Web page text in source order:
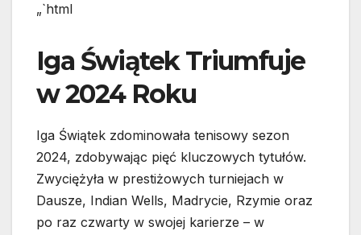
„`html
Iga Świątek Triumfuje
w 2024 Roku
Iga Świątek zdominowała tenisowy sezon
2024, zdobywając pięć kluczowych tytułów.
Zwyciężyła w prestiżowych turniejach w
Dausze, Indian Wells, Madrycie, Rzymie oraz
po raz czwarty w swojej karierze – w